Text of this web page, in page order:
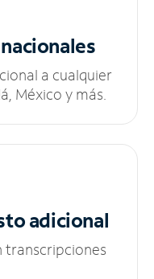
a cualquier
México y más.
adicional
transcripciones